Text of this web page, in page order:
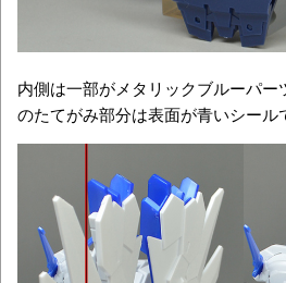
内側は一部がメタリックブルーパ
のたてがみ部分は表面が青いシール